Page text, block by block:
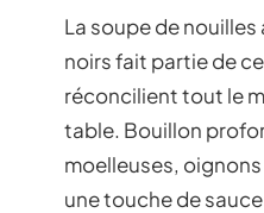
La soupe de
noirs fait partie de
réconcilient tout le
table. Bouillon
moelleuses,
une touche de